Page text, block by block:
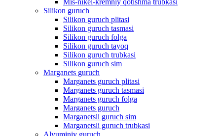
Silikon guruch
Silikon guruch plitasi
Silikon guruch tasmasi
Silikon guruch folga
Silikon guruch tayoq
Silikon guruch trubkasi
Silikon guruch sim
Marganets guruch
Marganets guruch plitasi
Marganets guruch tasmasi
Marganets guruch folga
Marganets guruch
Marganetsli guruch sim
Marganetsli guruch trubkasi
Alyuminiy guruch